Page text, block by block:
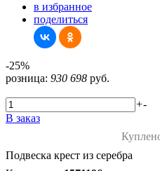
в избранное
поделиться
-25%
розница: 930 698 руб.
+-
В заказ
Подвеска крест из серебра